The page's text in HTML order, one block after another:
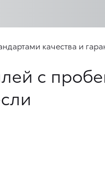
качества и
с